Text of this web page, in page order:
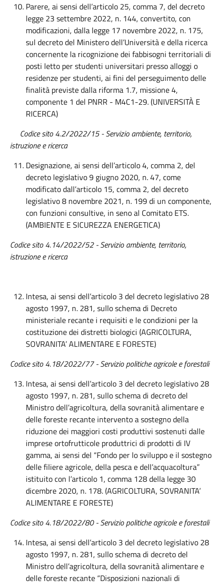
Parere, ai sensi dell’articolo 25, comma 7, del decreto
legge 23 settembre 2022, n. 144, convertito, con
modificazioni, dalla legge 17 novembre 2022, n. 175,
sul decreto del Ministero dell’Università e della ricerca
concernente la ricognizione dei fabbisogni territoriali di
posti letto per studenti universitari presso alloggi o
residenze per studenti, ai fini del perseguimento delle
finalità previste dalla riforma 1.7, missione 4,
componente 1 del PNRR - M4C1-29. (UNIVERSITÀ E
RICERCA)
Codice sito 4.2/2022/15 - Servizio ambiente, territorio,
istruzione e ricerca
Designazione, ai sensi dell’articolo 4, comma 2, del
decreto legislativo 9 giugno 2020, n. 47, come
modificato dall’articolo 15, comma 2, del decreto
legislativo 8 novembre 2021, n. 199 di un componente,
con funzioni consultive, in seno al Comitato ETS.
(AMBIENTE E SICUREZZA ENERGETICA)
Codice sito 4.14/2022/52 - Servizio ambiente, territorio,
istruzione e ricerca
Intesa, ai sensi dell’articolo 3 del decreto legislativo 28
agosto 1997, n. 281, sullo schema di Decreto
ministeriale recante i requisiti e le condizioni per la
costituzione dei distretti biologici (AGRICOLTURA,
SOVRANITA’ ALIMENTARE E FORESTE)
Codice sito 4.18/2022/77 - Servizio politiche agricole e forestali
Intesa, ai sensi dell’articolo 3 del decreto legislativo 28
agosto 1997, n. 281, sullo schema di decreto del
Ministro dell’agricoltura, della sovranità alimentare e
delle foreste recante intervento a sostegno della
riduzione dei maggiori costi produttivi sostenuti dalle
imprese ortofrutticole produttrici di prodotti di IV
gamma, ai sensi del “Fondo per lo sviluppo e il sostegno
delle filiere agricole, della pesca e dell’acquacoltura”
istituito con l’articolo 1, comma 128 della legge 30
dicembre 2020, n. 178. (AGRICOLTURA, SOVRANITA’
ALIMENTARE E FORESTE)
Codice sito 4.18/2022/80 - Servizio politiche agricole e forestali
Intesa, ai sensi dell’articolo 3 del decreto legislativo 28
agosto 1997, n. 281, sullo schema di decreto del
Ministro dell’agricoltura, della sovranità alimentare e
delle foreste recante “Disposizioni nazionali di